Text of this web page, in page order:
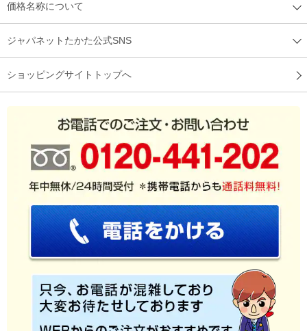
価格名称について
ジャパネットたかた公式SNS
ショッピングサイトトップへ